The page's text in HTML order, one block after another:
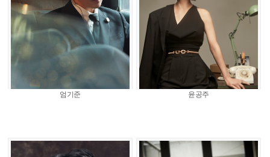
엄기준 윤공주